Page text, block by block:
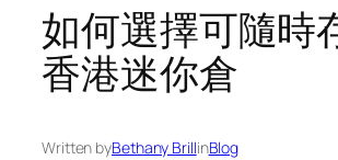
如何選擇可隨時
香港迷你倉
Written byBethany BrillinBlog